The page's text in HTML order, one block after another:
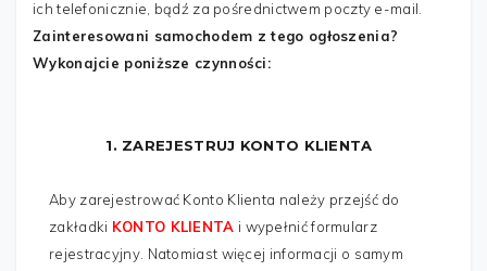
WIADOMOŚĆ*
ich telefonicznie, bądź za pośrednictwem poczty e-mail.
Zainteresowani samochodem z tego ogłoszenia?
Wykonajcie poniższe czynności:
1. ZAREJESTRUJ KONTO KLIENTA
Aby zarejestrować Konto Klienta należy przejść do
zakładki KONTO KLIENTA i wypełnić formularz
rejestracyjny. Natomiast więcej informacji o samym